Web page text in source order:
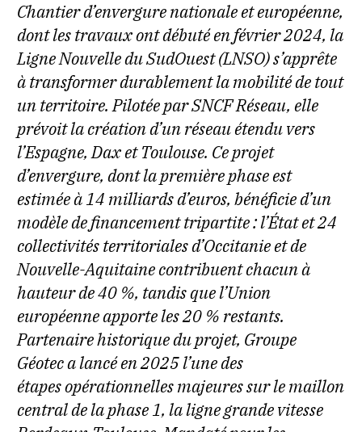
Chantier d’envergure nationale et européenne,
dont les travaux ont débuté en février 2024, la
Ligne Nouvelle du SudOuest (LNSO) s’apprête
à transformer durablement la mobilité de tout
un territoire. Pilotée par SNCF Réseau, elle
prévoit la création d’un réseau étendu vers
l’Espagne, Dax et Toulouse. Ce projet
d’envergure, dont la première phase est
estimée à 14 milliards d’euros, bénéficie d’un
modèle de financement tripartite : l’État et 24
collectivités territoriales d’Occitanie et de
Nouvelle-Aquitaine contribuent chacun à
hauteur de 40 %, tandis que l’Union
européenne apporte les 20 % restants.
Partenaire historique du projet, Groupe
Géotec a lancé en 2025 l’une des
étapes opérationnelles majeures sur le maillon
central de la phase 1, la ligne grande vitesse